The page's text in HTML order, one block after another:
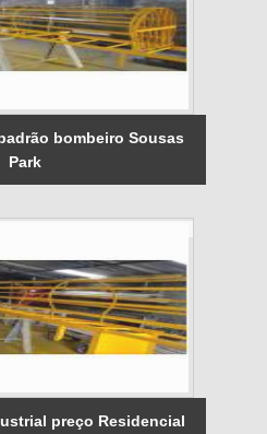
bombeiro Sousas
Park
preço Residencial